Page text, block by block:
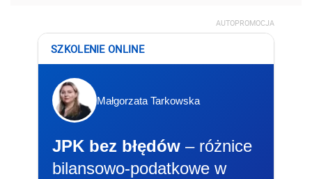
AUTOPROMOCJA
SZKOLENIE ONLINE
Małgorzata Tarkowska
JPK bez błędów – różnice
bilansowo-podatkowe w